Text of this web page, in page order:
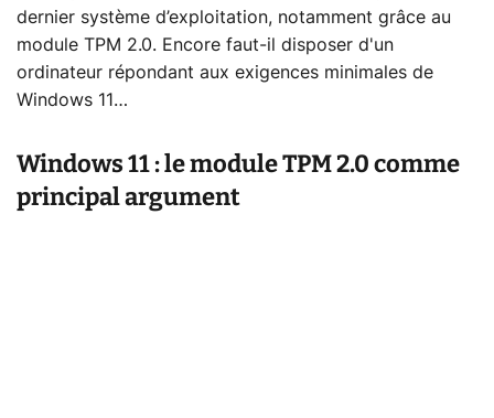
dernier système d’exploitation, notamment grâce au
module TPM 2.0. Encore faut-il disposer d'un
ordinateur répondant aux exigences minimales de
Windows 11…
Windows 11 : le module TPM 2.0 comme
principal argument